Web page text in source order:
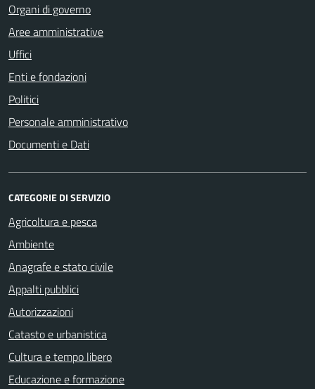
Organi di governo
Aree amministrative
Uffici
Enti e fondazioni
Politici
Personale amministrativo
Documenti e Dati
CATEGORIE DI SERVIZIO
Agricoltura e pesca
Ambiente
Anagrafe e stato civile
Appalti pubblici
Autorizzazioni
Catasto e urbanistica
Cultura e tempo libero
Educazione e formazione